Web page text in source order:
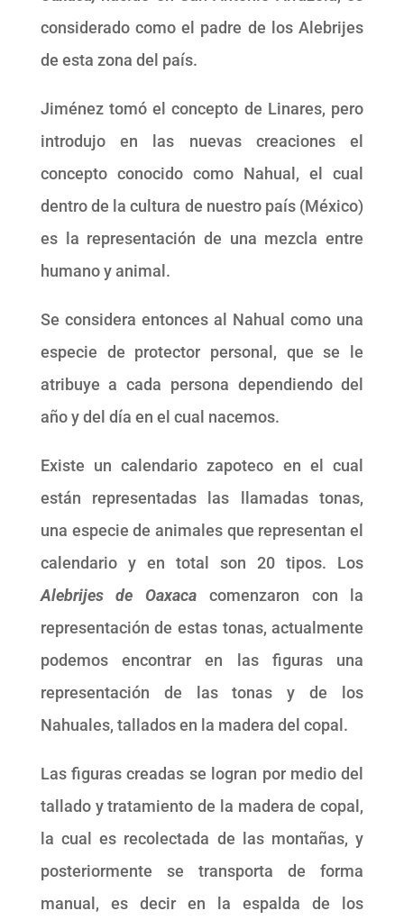
considerado como el padre de los Alebrijes
de esta zona del país.
Jiménez tomó el concepto de Linares, pero
introdujo en las nuevas creaciones el
concepto conocido como Nahual, el cual
dentro de la cultura de nuestro país (México)
es la representación de una mezcla entre
humano y animal.
Se considera entonces al Nahual como una
especie de protector personal, que se le
atribuye a cada persona dependiendo del
año y del día en el cual nacemos.
Existe un calendario zapoteco en el cual
están representadas las llamadas tonas,
una especie de animales que representan el
calendario y en total son 20 tipos. Los
Alebrijes de Oaxaca comenzaron con la
representación de estas tonas, actualmente
podemos encontrar en las figuras una
representación de las tonas y de los
Nahuales, tallados en la madera del copal.
Las figuras creadas se logran por medio del
tallado y tratamiento de la madera de copal,
la cual es recolectada de las montañas, y
posteriormente se transporta de forma
manual, es decir en la espalda de los